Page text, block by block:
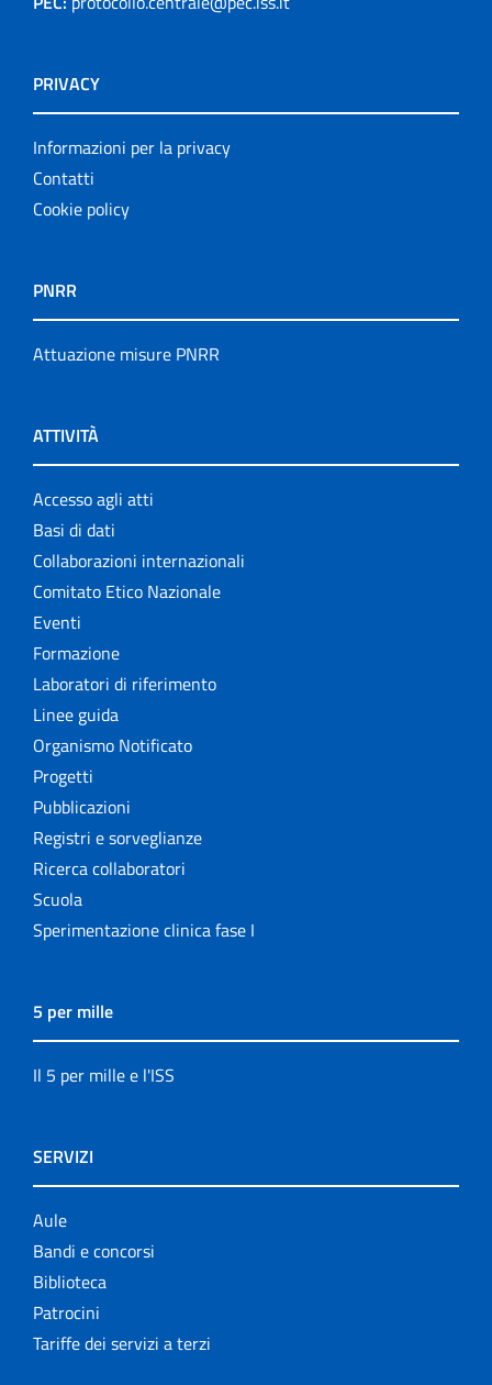
PRIVACY
Informazioni per la privacy
Contatti
Cookie policy
PNRR
Attuazione misure PNRR
ATTIVITÀ
Accesso agli atti
Basi di dati
Collaborazioni internazionali
Comitato Etico Nazionale
Eventi
Formazione
Laboratori di riferimento
Linee guida
Organismo Notificato
Progetti
Pubblicazioni
Registri e sorveglianze
Ricerca collaboratori
Scuola
Sperimentazione clinica fase I
5 per mille
Il 5 per mille e l'ISS
SERVIZI
Aule
Bandi e concorsi
Biblioteca
Patrocini
Tariffe dei servizi a terzi